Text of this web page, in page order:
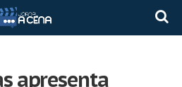
apresenta